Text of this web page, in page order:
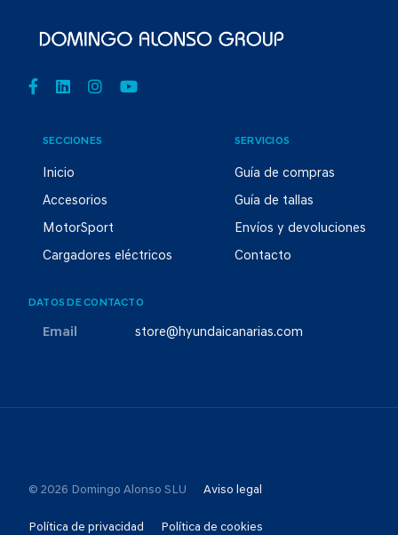
SECCIONES
Inicio
Accesorios
MotorSport
Cargadores eléctricos
SERVICIOS
Guía de compras
Guía de tallas
Envíos y devoluciones
Contacto
DATOS DE CONTACTO
Email store@hyundaicanarias.com
© 2026 Domingo Alonso SLU Aviso legal
Política de privacidad Política de cookies